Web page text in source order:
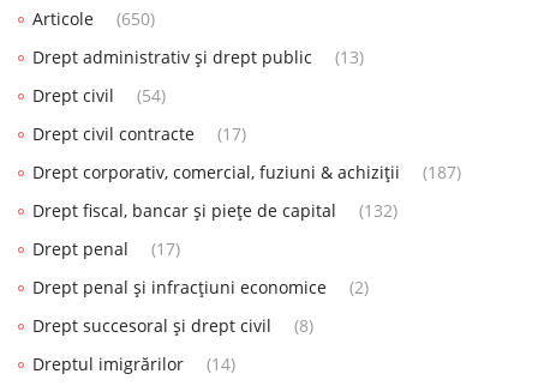
Articole
(650)
Drept administrativ și drept public
(13)
Drept civil
(54)
Drept civil contracte
(17)
Drept corporativ, comercial, fuziuni & achiziții
(187)
Drept fiscal, bancar și piețe de capital
(132)
Drept penal
(17)
Drept penal și infracțiuni economice
(2)
Drept succesoral și drept civil
(8)
Dreptul imigrărilor
(14)